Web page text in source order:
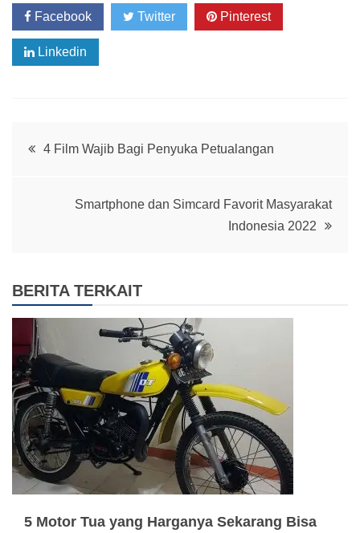
Facebook Twitter Pinterest
Linkedin
Post
4 Film Wajib Bagi Penyuka Petualangan
Smartphone dan Simcard Favorit Masyarakat
Indonesia 2022
BERITA TERKAIT
5 Motor Tua yang Harganya Sekarang Bisa